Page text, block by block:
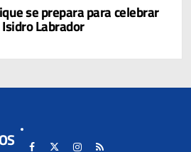
se prepara para celebrar
Labrador